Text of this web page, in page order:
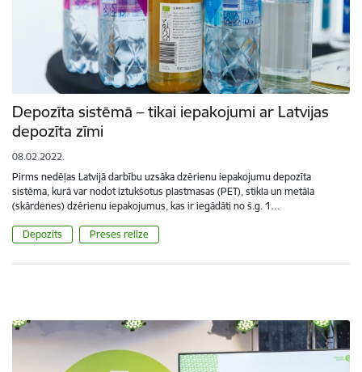
Depozīta sistēmā – tikai iepakojumi ar Latvijas
depozīta zīmi
08.02.2022.
Pirms nedēļas Latvijā darbību uzsāka dzērienu iepakojumu depozīta
sistēma, kurā var nodot iztukšotus plastmasas (PET), stikla un metāla
(skārdenes) dzērienu iepakojumus, kas ir iegādāti no š.g. 1…
Depozīts Preses relīze